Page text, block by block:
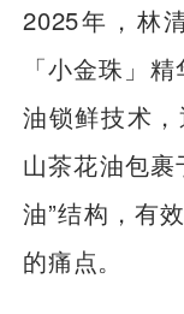
2025年，林
「小金珠」
油锁鲜技术
山茶花油包
油”结构，有
的痛点。